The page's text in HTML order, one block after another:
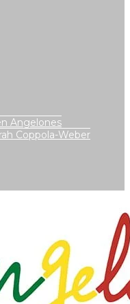
Angelones
Coppola-Weber